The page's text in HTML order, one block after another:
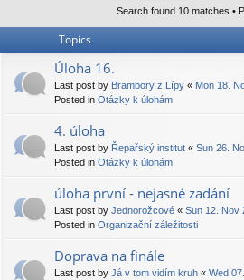
Search found 10 matches •
Topics
Úloha 16.
Last post by Brambory z Lípy « Mon 18.
Posted in Otázky k úlohám
4. úloha
Last post by Řepařský institut « Sun 26.
Posted in Otázky k úlohám
úloha první - nejasné zadání
Last post by Jednorožcové « Sun 12. Nov
Posted in Organizační záležitosti
Doprava na finále
Last post by Já v tom vidím kruh « Wed